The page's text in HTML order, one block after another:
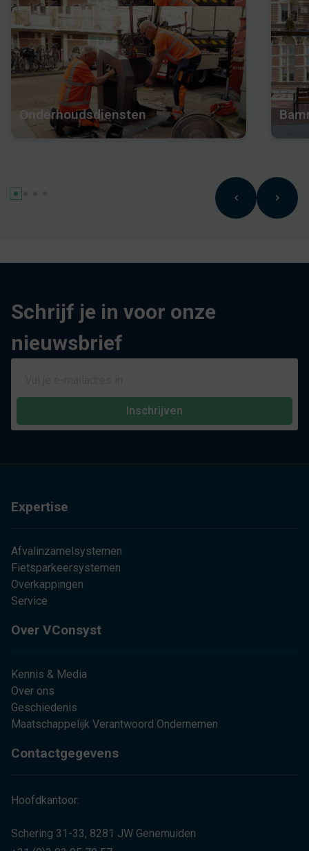
Onderhoudsdiensten
Schrijf je in voor onze
nieuwsbrief
Inschrijven
Expertise
Afvalinzamelsystemen
Fietsparkeersystemen
Overkappingen
Service
Over VConsyst
Kennis & Media
Over ons
Geschiedenis
Maatschappelijk Verantwoord Ondernemen
Contactgegevens
Hoofdkantoor:
Schering 31-33, 8281 JW Genemuiden